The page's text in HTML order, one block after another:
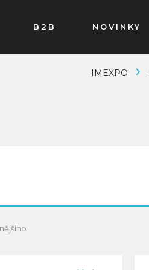
B2B NOVINKY
IMEXPO